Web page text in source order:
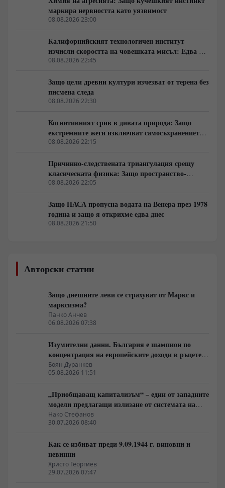
маркира нервността като уязвимост
08.08.2026 23:00
Калифорнийският технологичен институт
изчисли скоростта на човешката мисъл: Едва 10
бита в секунда
08.08.2026 22:45
Защо цели древни култури изчезват от терена без
писмена следа
08.08.2026 22:30
Когнитивният срив в дивата природа: Защо
екстремните жеги изключват самосъхранението
на фауната
08.08.2026 22:15
Причинно-следствената триангулация срещу
класическата физика: Защо пространство-
времето се свива до две измерения
08.08.2026 22:05
Защо НАСА пропусна водата на Венера през 1978
година и защо я открихме едва днес
08.08.2026 21:50
Авторски статии
Защо днешните леви се страхуват от Маркс и
марксизма?
Панко Анчев
06.08.2026 07:38
Изумителни данни. България е шампион по
концентрация на европейските доходи в ръцете
на най-богатия 1%, надминава и САЩ
Боян Дуранкев
05.08.2026 11:51
„Приобщаващ капитализъм“ – един от западните
модели предлагащи излизане от системата на
неолиберализма
Нако Стефанов
30.07.2026 08:40
Как се избиват преди 9.09.1944 г. виновни и
невинни
Христо Георгиев
29.07.2026 07:47